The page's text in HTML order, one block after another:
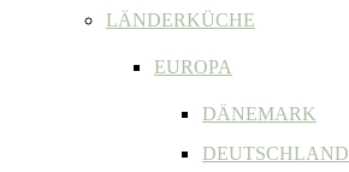
LÄNDERKÜCHE
EUROPA
DÄNEMARK
DEUTSCHLAND